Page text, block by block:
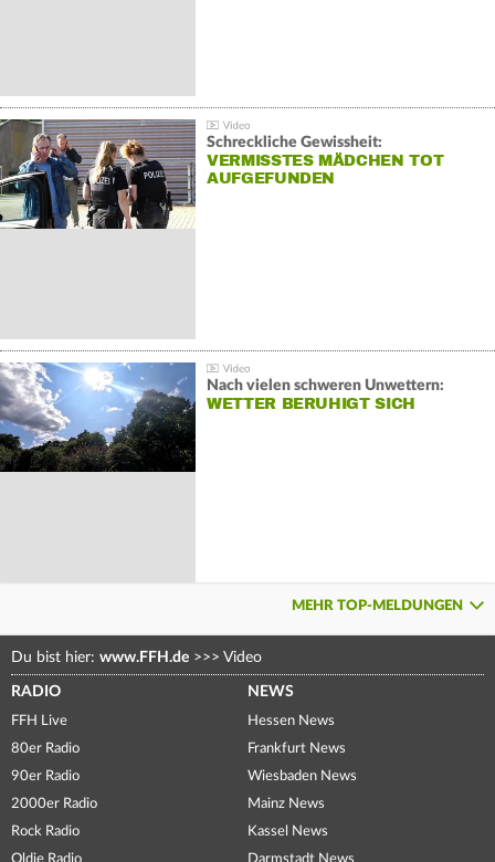
Schreckliche Gewissheit:
VERMISSTES MÄDCHEN TOT
AUFGEFUNDEN
Nach vielen schweren Unwettern:
WETTER BERUHIGT SICH
MEHR TOP-MELDUNGEN
Du bist hier: www.FFH.de >>> Video
RADIO
FFH Live
80er Radio
90er Radio
2000er Radio
Rock Radio
Oldie Radio
NEWS
Hessen News
Frankfurt News
Wiesbaden News
Mainz News
Kassel News
Darmstadt News